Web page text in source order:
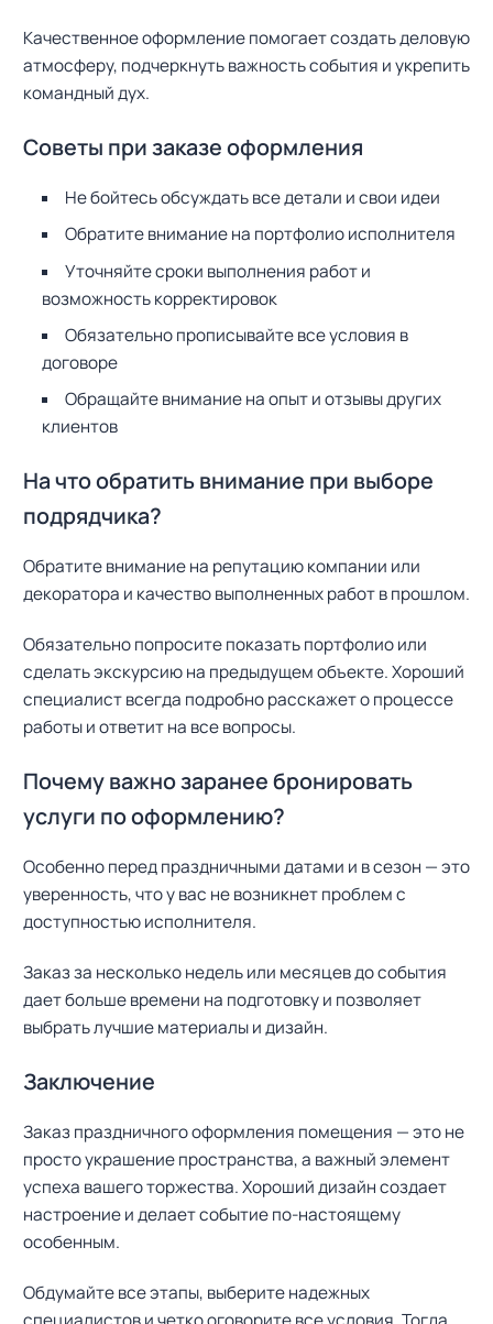
Качественное оформление помогает создать деловую
атмосферу, подчеркнуть важность события и укрепить
командный дух.
Советы при заказе оформления
Не бойтесь обсуждать все детали и свои идеи
Обратите внимание на портфолио исполнителя
Уточняйте сроки выполнения работ и
возможность корректировок
Обязательно прописывайте все условия в
договоре
Обращайте внимание на опыт и отзывы других
клиентов
На что обратить внимание при выборе
подрядчика?
Обратите внимание на репутацию компании или
декоратора и качество выполненных работ в прошлом.
Обязательно попросите показать портфолио или
сделать экскурсию на предыдущем объекте. Хороший
специалист всегда подробно расскажет о процессе
работы и ответит на все вопросы.
Почему важно заранее бронировать
услуги по оформлению?
Особенно перед праздничными датами и в сезон — это
уверенность, что у вас не возникнет проблем с
доступностью исполнителя.
Заказ за несколько недель или месяцев до события
дает больше времени на подготовку и позволяет
выбрать лучшие материалы и дизайн.
Заключение
Заказ праздничного оформления помещения — это не
просто украшение пространства, а важный элемент
успеха вашего торжества. Хороший дизайн создает
настроение и делает событие по-настоящему
особенным.
Обдумайте все этапы, выберите надежных
т
и
: